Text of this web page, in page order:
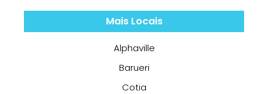
Mais Locais
Alphaville
Barueri
Cotia